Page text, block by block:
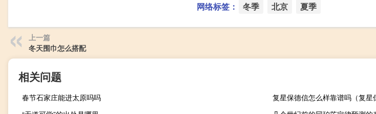
网络标签： 冬季 北京 夏季
上一篇
冬天围巾怎么搭配
相关问题
春节石家庄能进太原吗吗
复星保德信怎么样靠谱吗（复星